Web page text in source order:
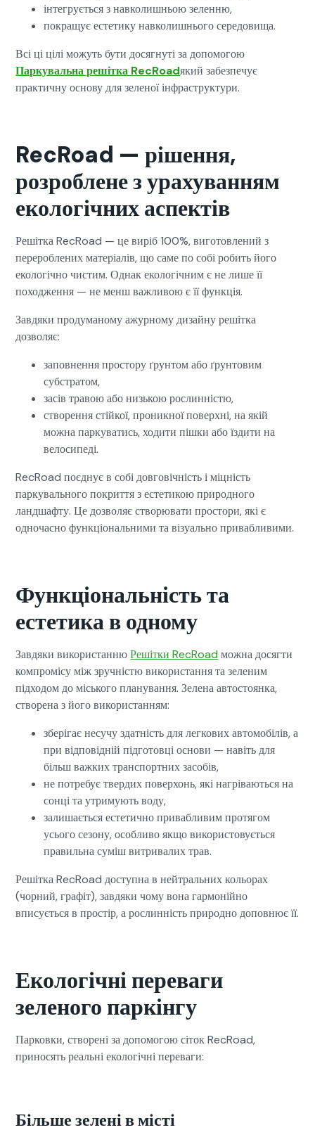
інтегрується з навколишньою зеленню,
покращує естетику навколишнього середовища.
Всі ці цілі можуть бути досягнуті за допомогою
Паркувальна решітка RecRoadякий забезпечує
практичну основу для зеленої інфраструктури.
RecRoad — рішення,
розроблене з урахуванням
екологічних аспектів
Решітка RecRoad — це виріб 100%, виготовлений з
перероблених матеріалів, що саме по собі робить його
екологічно чистим. Однак екологічним є не лише її
походження — не менш важливою є її функція.
Завдяки продуманому ажурному дизайну решітка
дозволяє:
заповнення простору ґрунтом або ґрунтовим
субстратом,
засів травою або низькою рослинністю,
створення стійкої, проникної поверхні, на якій
можна паркуватись, ходити пішки або їздити на
велосипеді.
RecRoad поєднує в собі довговічність і міцність
паркувального покриття з естетикою природного
ландшафту. Це дозволяє створювати простори, які є
одночасно функціональними та візуально привабливими.
Функціональність та
естетика в одному
Завдяки використаннюРешітки RecRoad можна досягти
компромісу між зручністю використання та зеленим
підходом до міського планування. Зелена автостоянка,
створена з його використанням:
зберігає несучу здатність для легкових автомобілів, а
при відповідній підготовці основи — навіть для
більш важких транспортних засобів,
не потребує твердих поверхонь, які нагріваються на
сонці та утримують воду,
залишається естетично привабливим протягом
усього сезону, особливо якщо використовується
правильна суміш витривалих трав.
Решітка RecRoad доступна в нейтральних кольорах
(чорний, графіт), завдяки чому вона гармонійно
вписується в простір, а рослинність природно доповнює її.
Екологічні переваги
зеленого паркінгу
Парковки, створені за допомогою сіток RecRoad,
приносять реальні екологічні переваги:
Більше зелені в місті